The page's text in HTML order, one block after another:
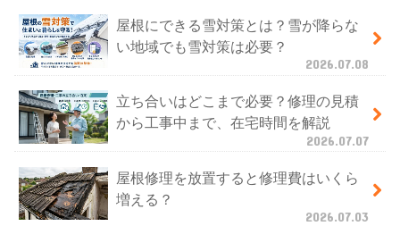
屋根にできる雪対策とは？雪が降らな
い地域でも雪対策は必要？
2026.07.08
立ち合いはどこまで必要？修理の見積
から工事中まで、在宅時間を解説
2026.07.07
屋根修理を放置すると修理費はいくら
増える？
2026.07.03